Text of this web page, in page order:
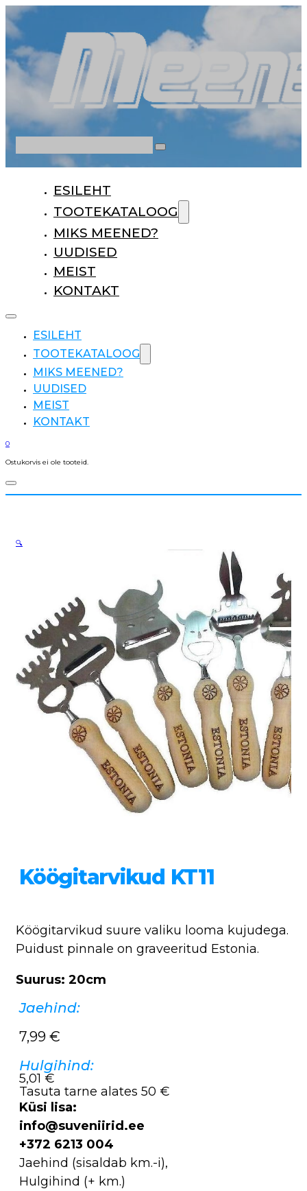
ESILEHT
TOOTEKATALOOG
MIKS MEENED?
UUDISED
MEIST
KONTAKT
ESILEHT
TOOTEKATALOOG
MIKS MEENED?
UUDISED
MEIST
KONTAKT
0
Ostukorvis ei ole tooteid.
Köögitarvikud KT11
Köögitarvikud suure valiku looma kujudega.
Puidust pinnale on graveeritud Estonia.
Suurus: 20cm
Jaehind:
7,99 €
Hulgihind:
5,01 €
Tasuta tarne alates 50 €
Küsi lisa:
info@suveniirid.ee
+372 6213 004
Jaehind (sisaldab km.-i),
Hulgihind (+ km.)
🔍